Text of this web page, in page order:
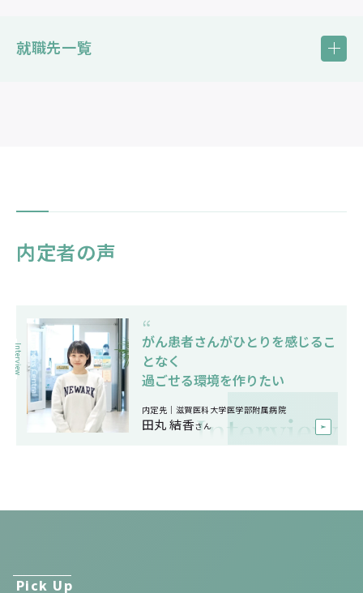
就職先一覧
大学病院
滋賀医科大／京都府立医科大／関西医科大／順天堂大
／琵琶湖中央リハビリテーション／京都大原記念／京
内定者の声
Interview
“
がん患者さんがひとりを感じるこ
となく
過ごせる環境を作りたい
内定先｜滋賀医科大学医学部附属病院
田丸 結香さん
Pick Up